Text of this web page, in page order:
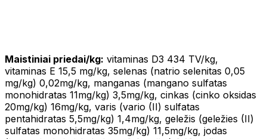
Maistiniai priedai/kg: vitaminas D3 434 TV/kg,
vitaminas E 15,5 mg/kg, selenas (natrio selenitas 0,05
mg/kg) 0,02mg/kg, manganas (mangano sulfatas
monohidratas 11mg/kg) 3,5mg/kg, cinkas (cinko oksidas
20mg/kg) 16mg/kg, varis (vario (II) sulfatas
pentahidratas 5,5mg/kg) 1,4mg/kg, geležis (geležies (II)
sulfatas monohidratas 35mg/kg) 11,5mg/kg, jodas